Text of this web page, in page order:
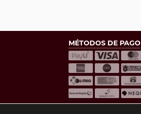
MÉTODOS DE PAGO